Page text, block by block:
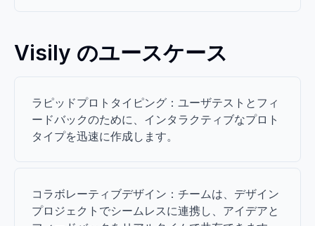
Visily のユースケース
ラピッドプロトタイピング：ユーザテストとフィ
ードバックのために、インタラクティブなプロト
タイプを迅速に作成します。
コラボレーティブデザイン：チームは、デザイン
プロジェクトでシームレスに連携し、アイデアと